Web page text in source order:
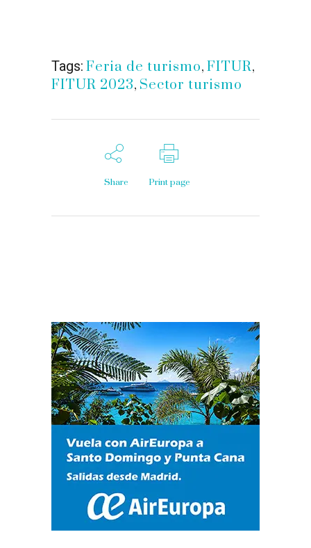
Tags: Feria de turismo, FITUR,
FITUR 2023, Sector turismo
Share Print page